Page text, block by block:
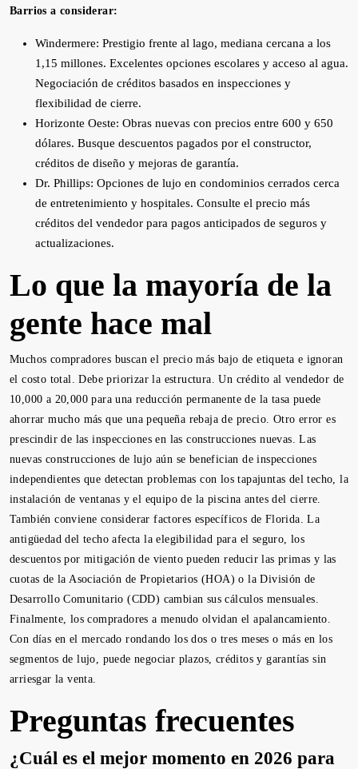
Barrios a considerar:
Windermere: Prestigio frente al lago, mediana cercana a los
1,15 millones. Excelentes opciones escolares y acceso al agua.
Negociación de créditos basados ​​en inspecciones y
flexibilidad de cierre.
Horizonte Oeste: Obras nuevas con precios entre 600 y 650
dólares. Busque descuentos pagados por el constructor,
créditos de diseño y mejoras de garantía.
Dr. Phillips: Opciones de lujo en condominios cerrados cerca
de entretenimiento y hospitales. Consulte el precio más
créditos del vendedor para pagos anticipados de seguros y
actualizaciones.
Lo que la mayoría de la
gente hace mal
Muchos compradores buscan el precio más bajo de etiqueta e ignoran
el costo total. Debe priorizar la estructura. Un crédito al vendedor de
10,000 a 20,000 para una reducción permanente de la tasa puede
ahorrar mucho más que una pequeña rebaja de precio. Otro error es
prescindir de las inspecciones en las construcciones nuevas. Las
nuevas construcciones de lujo aún se benefician de inspecciones
independientes que detectan problemas con los tapajuntas del techo, la
instalación de ventanas y el equipo de la piscina antes del cierre.
También conviene considerar factores específicos de Florida. La
antigüedad del techo afecta la elegibilidad para el seguro, los
descuentos por mitigación de viento pueden reducir las primas y las
cuotas de la Asociación de Propietarios (HOA) o la División de
Desarrollo Comunitario (CDD) cambian sus cálculos mensuales.
Finalmente, los compradores a menudo olvidan el apalancamiento.
Con días en el mercado rondando los dos o tres meses o más en los
segmentos de lujo, puede negociar plazos, créditos y garantías sin
arriesgar la venta.
Preguntas frecuentes
¿Cuál es el mejor momento en 2026 para